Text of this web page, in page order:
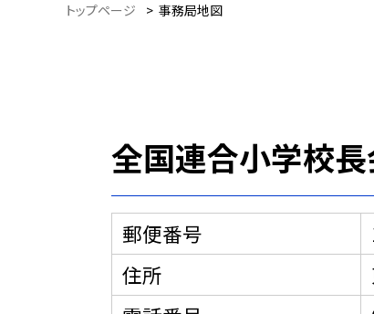
トップページ > 事務局地図
全国連合小学校
郵便番号
住所